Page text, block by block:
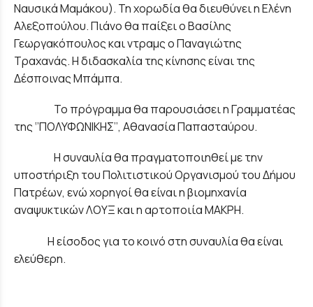
Ναυσικά Μαμάκου). Τη χορωδία θα διευθύνει η Ελένη
Αλεξοπούλου. Πιάνο θα παίξει ο Βασίλης
Γεωργακόπουλος και ντραμς ο Παναγιώτης
Τραχανάς. Η διδασκαλία της κίνησης είναι της
Δέσποινας Μπάμπα.
Το πρόγραμμα θα παρουσιάσει η Γραμματέας
της ‘’ΠΟΛΥΦΩΝΙΚΗΣ’’, Αθανασία Παπασταύρου.
Η συναυλία θα πραγματοποιηθεί με την
υποστήριξη του Πολιτιστικού Οργανισμού του Δήμου
Πατρέων, ενώ χορηγοί θα είναι η βιομηχανία
αναψυκτικών ΛΟΥΞ και η αρτοποιία ΜΑΚΡΗ.
Η είσοδος για το κοινό στη συναυλία θα είναι
ελεύθερη.